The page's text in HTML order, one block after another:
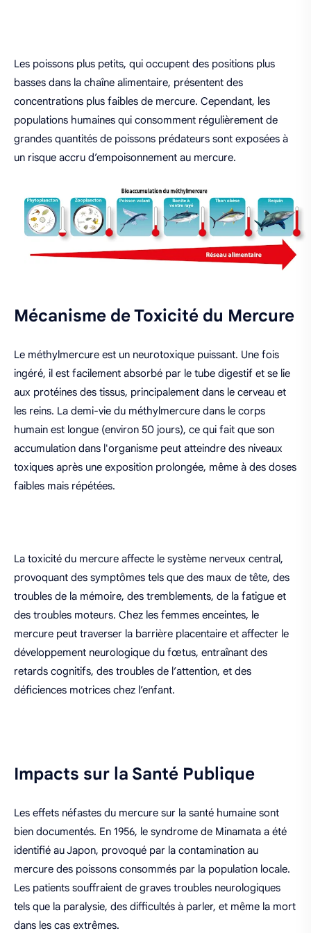
Les poissons plus petits, qui occupent des positions plus
basses dans la chaîne alimentaire, présentent des
concentrations plus faibles de mercure. Cependant, les
populations humaines qui consomment régulièrement de
grandes quantités de poissons prédateurs sont exposées à
un risque accru d’empoisonnement au mercure.
Mécanisme de Toxicité du Mercure
Le méthylmercure est un neurotoxique puissant. Une fois
ingéré, il est facilement absorbé par le tube digestif et se lie
aux protéines des tissus, principalement dans le cerveau et
les reins. La demi-vie du méthylmercure dans le corps
humain est longue (environ 50 jours), ce qui fait que son
accumulation dans l'organisme peut atteindre des niveaux
toxiques après une exposition prolongée, même à des doses
faibles mais répétées.
La toxicité du mercure affecte le système nerveux central,
provoquant des symptômes tels que des maux de tête, des
troubles de la mémoire, des tremblements, de la fatigue et
des troubles moteurs. Chez les femmes enceintes, le
mercure peut traverser la barrière placentaire et affecter le
développement neurologique du fœtus, entraînant des
retards cognitifs, des troubles de l’attention, et des
déficiences motrices chez l’enfant.
Impacts sur la Santé Publique
Les effets néfastes du mercure sur la santé humaine sont
bien documentés. En 1956, le syndrome de Minamata a été
identifié au Japon, provoqué par la contamination au
mercure des poissons consommés par la population locale.
Les patients souffraient de graves troubles neurologiques
tels que la paralysie, des difficultés à parler, et même la mort
dans les cas extrêmes.